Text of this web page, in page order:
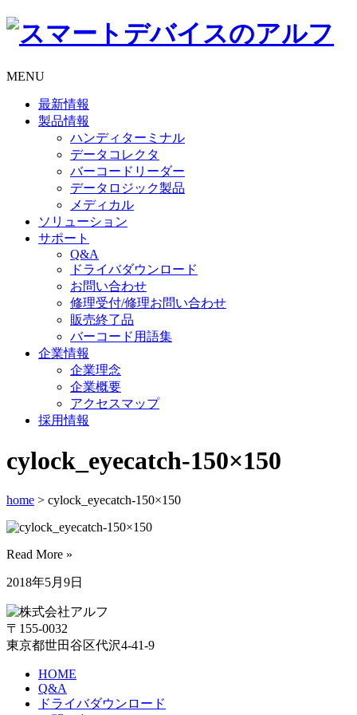
MENU
最新情報
製品情報
ハンディターミナル
データコレクタ
バーコードリーダー
データロジック製品
メディカル
ソリューション
サポート
Q&A
ドライバダウンロード
お問い合わせ
修理受付/修理お問い合わせ
販売終了品
バーコード用語集
企業情報
企業理念
企業概要
アクセスマップ
採用情報
cylock_eyecatch-150×150
home > cylock_eyecatch-150×150
Read More »
2018年5月9日
〒155-0032
東京都世田谷区代沢4-41-9
HOME
Q&A
ドライバダウンロード